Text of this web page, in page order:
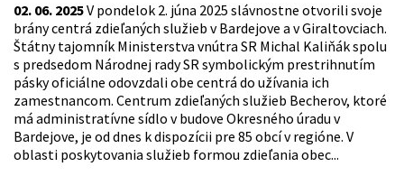
02. 06. 2025V pondelok 2. júna 2025 slávnostne otvorili svoje
brány centrá zdieľaných služieb v Bardejove a v Giraltovciach.
Štátny tajomník Ministerstva vnútra SR Michal Kaliňák spolu
s predsedom Národnej rady SR symbolickým prestrihnutím
pásky oficiálne odovzdali obe centrá do užívania ich
zamestnancom. Centrum zdieľaných služieb Becherov, ktoré
má administratívne sídlo v budove Okresného úradu v
Bardejove, je od dnes k dispozícii pre 85 obcí v regióne. V
oblasti poskytovania služieb formou zdieľania obec...